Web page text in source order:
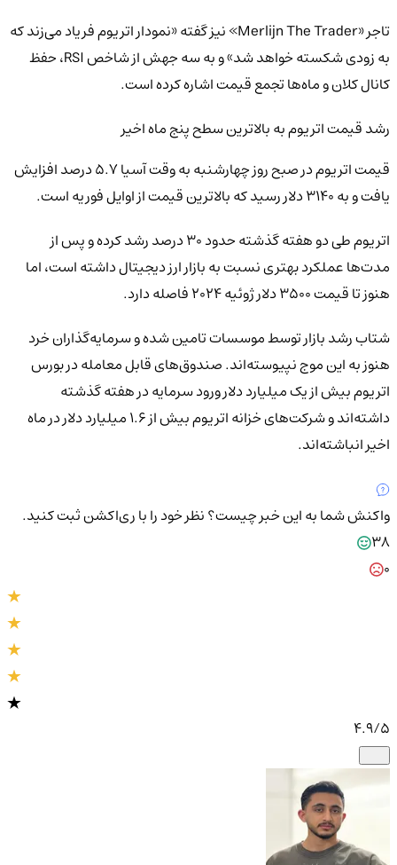
تاجر «Merlijn The Trader» نیز گفته «نمودار اتریوم فریاد می‌زند که
به زودی شکسته خواهد شد» و به سه جهش از شاخص RSI، حفظ
کانال کلان و ماه‌ها تجمع قیمت اشاره کرده است.
رشد قیمت اتریوم به بالاترین سطح پنج ماه اخیر
قیمت اتریوم در صبح روز چهارشنبه به وقت آسیا ۵.۷ درصد افزایش
یافت و به ۳۱۴۰ دلار رسید که بالاترین قیمت از اوایل فوریه است.
اتریوم طی دو هفته گذشته حدود ۳۰ درصد رشد کرده و پس از
مدت‌ها عملکرد بهتری نسبت به بازار ارز دیجیتال داشته است، اما
هنوز تا قیمت ۳۵۰۰ دلار ژوئیه ۲۰۲۴ فاصله دارد.
شتاب رشد بازار توسط موسسات تامین شده و سرمایه‌گذاران خرد
هنوز به این موج نپیوسته‌اند. صندوق‌های قابل معامله در بورس
اتریوم بیش از یک میلیارد دلار ورود سرمایه در هفته گذشته
داشته‌اند و شرکت‌های خزانه اتریوم بیش از ۱.۶ میلیارد دلار در ماه
اخیر انباشته‌اند.
واکنش شما به این خبر چیست؟نظر خود را با ری‌اکشن ثبت کنید.
38
4.9/5